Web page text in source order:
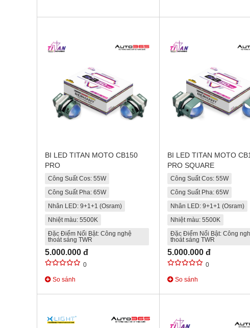
BI LED TITAN MOTO CB150
PRO
Công Suất Cos: 55W
Công Suất Pha: 65W
Nhân LED: 9+1+1 (Osram)
Nhiệt màu: 5500K
Đặc Điểm Nổi Bật: Công nghệ
thoát sáng TWR
5.000.000 đ
0
So sánh
BI LED TITAN MOTO
PRO SQUARE
Công Suất Cos: 55W
Công Suất Pha: 65W
Nhân LED: 9+1+1 (Osram)
Nhiệt màu: 5500K
Đặc Điểm Nổi Bật: Công
thoát sáng TWR
5.000.000 đ
0
So sánh